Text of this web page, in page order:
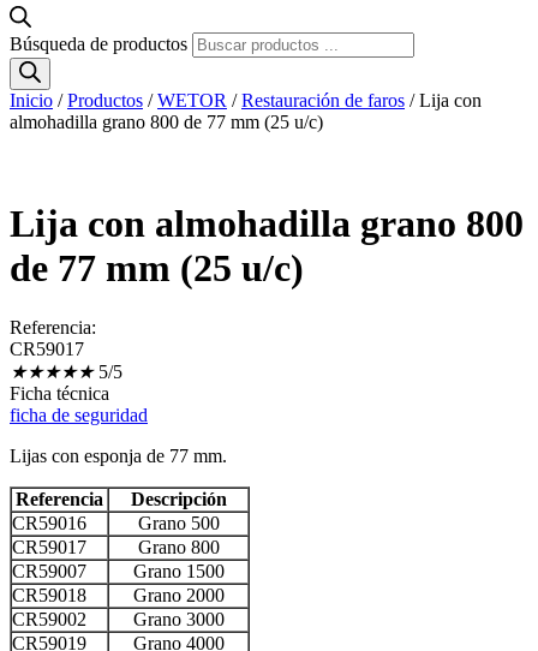
Búsqueda de productos
Inicio /Productos /WETOR /Restauración de faros / Lija con
almohadilla grano 800 de 77 mm (25 u/c)
Lija con almohadilla grano 800
de 77 mm (25 u/c)
Referencia:
CR59017
★★★★★ 5/5
Ficha técnica
ficha de seguridad
Lijas con esponja de 77 mm.
Referencia
Descripción
CR59016
Grano 500
CR59017
Grano 800
CR59007
Grano 1500
CR59018
Grano 2000
CR59002
Grano 3000
CR59019
Grano 4000